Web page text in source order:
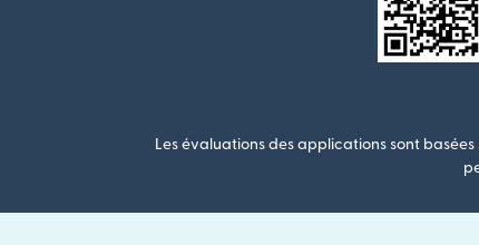
Les évaluations des applications sont